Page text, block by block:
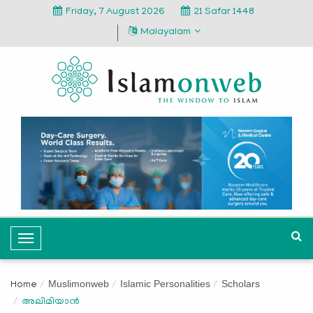
Friday, 7 August 2026
21 Safar 1448
Malayalam
T
o
g
l
Home Muslimonweb Islamic Personalities Scholars
അലിമിയാന്‍